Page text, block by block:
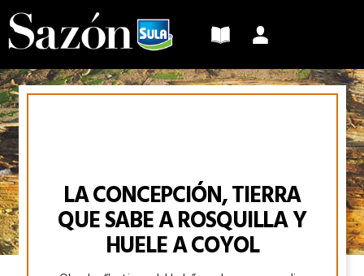
Sazón
Sula
LA CONCEPCIÓN, TIERRA
QUE SABE A ROSQUILLA Y
HUELE A COYOL